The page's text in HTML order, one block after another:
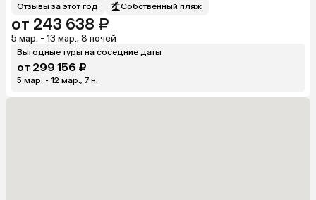
Отзывы за этот год Собственный пляж
от 243 638 ₽
5 мар. - 13 мар., 8 ночей
Выгодные туры на соседние даты
от 299 156 ₽
5 мар. - 12 мар., 7 н.